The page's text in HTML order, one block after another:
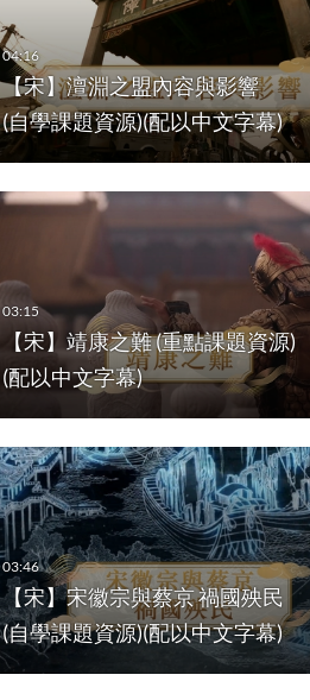
【宋】澶淵之盟內容與影響
(自學課題資源)(配以中文字幕)
【宋】靖康之難 (重點課題資源)
(配以中文字幕)
【宋】宋徽宗與蔡京 禍國殃民
(自學課題資源)(配以中文字幕)